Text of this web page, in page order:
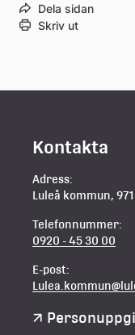
Dela sidan
Skriv ut
Kontakta
Adress:
Luleå kommun,
Telefonnummer:
0920 - 45 30 00
E-post: